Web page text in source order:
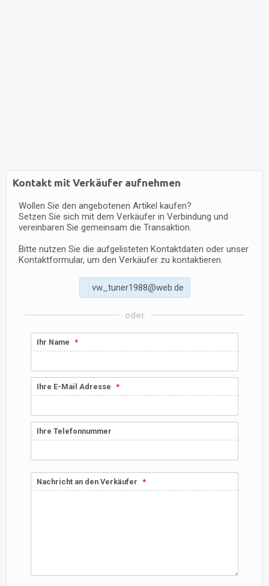
Kontakt mit Verkäufer aufnehmen
Wollen Sie den angebotenen Artikel kaufen?
Setzen Sie sich mit dem Verkäufer in Verbindung und
vereinbaren Sie gemeinsam die Transaktion.
Bitte nutzen Sie die aufgelisteten Kontaktdaten oder unser
Kontaktformular, um den Verkäufer zu kontaktieren.
e
d
.
b
e
w
@
8
8
9
1
r
e
n
u
t
_
w
v
oder
Ihr Name
Ihre E-Mail Adresse
Ihre Telefonnummer
Nachricht an den Verkäufer